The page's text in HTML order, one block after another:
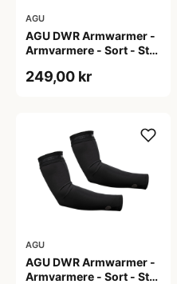
AGU
AGU DWR Armwarmer -
Armvarmere - Sort - Str.
249,00 kr
AGU
AGU DWR Armwarmer -
Armvarmere - Sort - Str.